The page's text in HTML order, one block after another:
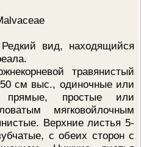
КОНТРОЛЬНЫХ
ИСЧЕРПЫВАЮЩИЙ
СВЕДЕНИЙ, КОТОРЫЕ МОГУТ
ЗАПРАШИВАТЬСЯ
(НАДЗОРНЫМ) ОРГАНОМ У
КОНТРОЛИРУЕМОГО ЛИЦА
Редкий вид, находящийся
травянистый
см выс., одиночные или
прямые, простые или
мягковойлочным
Верхние листья 5-
с обеих сторон с